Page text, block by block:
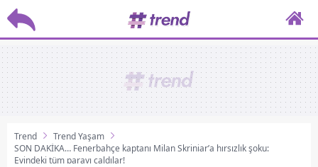
Trend
Trend Yaşam
SON DAKİKA… Fenerbahçe kaptanı Milan Skriniar’a hırsızlık şoku:
Evindeki tüm parayı çaldılar!